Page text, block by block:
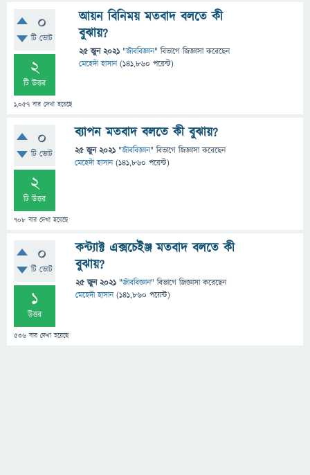
0
টি ভোট
2
টি উত্তর
1,057 বার দেখা হয়েছে
আয়ন বিনিময় মতবাদ বলতে কী
বুঝায়?
25 জুন 2021 "জীববিজ্ঞান" বিভাগে জিজ্ঞাসাকরেছেন
মেহেদী হাসান (141,860 পয়েন্ট)
0
টি ভোট
2
টি উত্তর
708 বার দেখা হয়েছে
ব্যাপন মতবাদ বলতে কী বুঝায়?
25 জুন 2021 "জীববিজ্ঞান" বিভাগে জিজ্ঞাসাকরেছেন
মেহেদী হাসান (141,860 পয়েন্ট)
0
টি ভোট
1
উত্তর
536 বার দেখা হয়েছে
কন্ট্যাক্ট এক্সচেইঞ্জ মতবাদ বলতে কী
বুঝায়?
25 জুন 2021 "জীববিজ্ঞান" বিভাগে জিজ্ঞাসাকরেছেন
মেহেদী হাসান (141,860 পয়েন্ট)